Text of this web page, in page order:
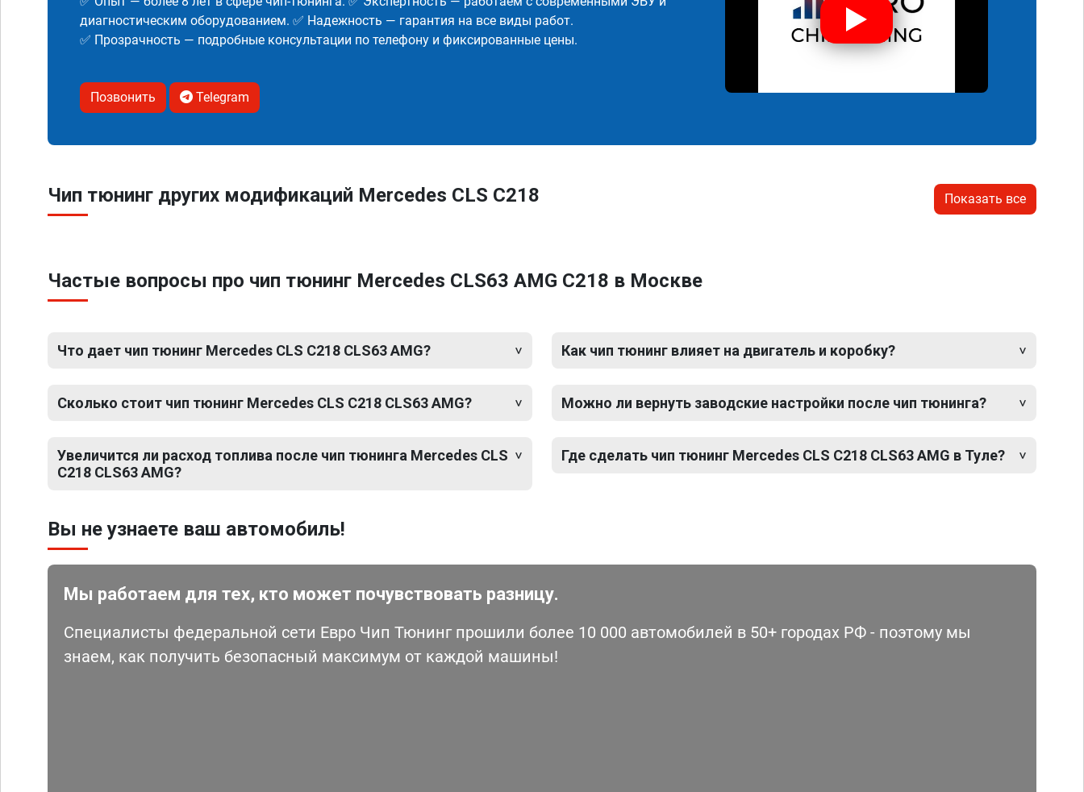
диагностическим оборудованием. ✅ Надежность — гарантия на все виды работ.
✅ Прозрачность — подробные консультации по телефону и фиксированные цены.
Позвонить Telegram
Чип тюнинг других модификаций Mercedes CLS C218 Показать все
Частые вопросы про чип тюнинг Mercedes CLS63 AMG C218 в Москве
Что дает чип тюнинг Mercedes CLS C218 CLS63 AMG?
Сколько стоит чип тюнинг Mercedes CLS C218 CLS63 AMG?
Увеличится ли расход топлива после чип тюнинга Mercedes CLS
C218 CLS63 AMG?
Как чип тюнинг влияет на двигатель и коробку?
Можно ли вернуть заводские настройки после чип тюнинга?
Где сделать чип тюнинг Mercedes CLS C218 CLS63 AMG в Туле?
Вы не узнаете ваш автомобиль!
Мы работаем для тех, кто может почувствовать разницу.
Специалисты федеральной сети Евро Чип Тюнинг прошили более 10 000 автомобилей в 50+ городах РФ - поэтому мы
знаем, как получить безопасный максимум от каждой машины!